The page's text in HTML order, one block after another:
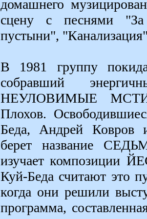
домашнего
сцену с песнями
пустыни",
В 1981 группу
собравший
НЕУЛОВИМЫЕ
Плохов.
Беда, Андрей Ковров
берет название
изучает
Куй-Беда считают это
когда они решили
программа,